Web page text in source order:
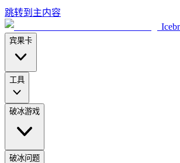
跳转到主内容
宾果卡
工具
破冰游戏
破冰问题